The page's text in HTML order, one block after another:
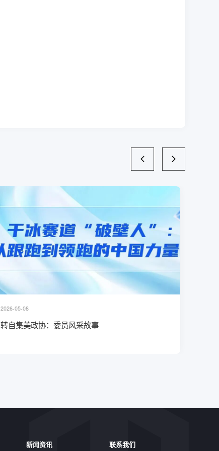
2026-05-08
转自集美政协：委员风采故事
联系我们
新闻资讯